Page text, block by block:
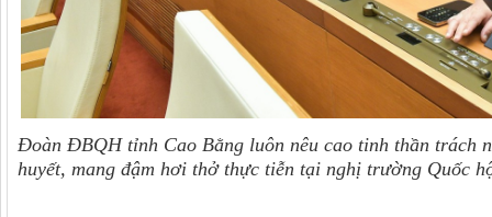
Đoàn ĐBQH tỉnh Cao Bằng luôn nêu cao tinh thần trách
huyết, mang đậm hơi thở thực tiễn tại nghị trường Quốc